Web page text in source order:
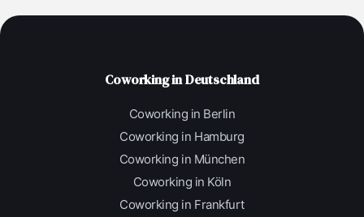
Coworking in Deutschland
Coworking in Berlin
Coworking in Hamburg
Coworking in München
Coworking in Köln
Coworking in Frankfurt